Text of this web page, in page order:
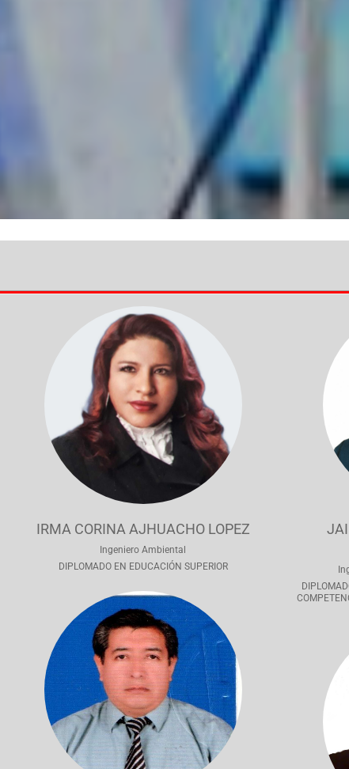
IRMA CORINA AJHUACHO LOPEZ
Ingeniero Ambiental
DIPLOMADO EN EDUCACIÓN SUPERIOR